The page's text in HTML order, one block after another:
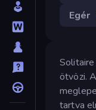
Egér
ötvözi.
tartva